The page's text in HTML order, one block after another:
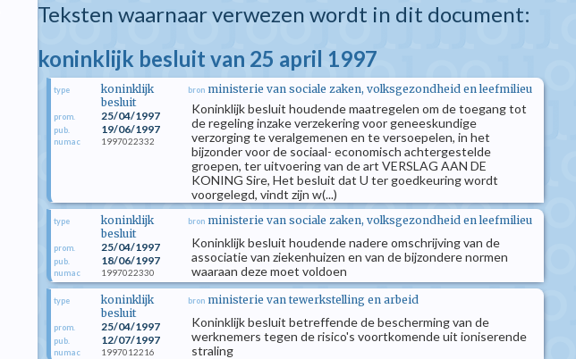
Teksten waarnaar verwezen wordt in dit document:
koninklijk besluit van 25 april 1997
type
koninklijk
besluit
prom. 25/04/1997
pub. 19/06/1997
numac 1997022332
bron ministerie van sociale zaken, volksgezondheid en leefmilieu
Koninklijk besluit houdende maatregelen om de toegang tot
de regeling inzake verzekering voor geneeskundige
verzorging te veralgemenen en te versoepelen, in het
bijzonder voor de sociaal- economisch achtergestelde
groepen, ter uitvoering van de art VERSLAG AAN DE
KONING Sire, Het besluit dat U ter goedkeuring wordt
voorgelegd, vindt zijn w(...)
type
koninklijk
besluit
prom. 25/04/1997
pub. 18/06/1997
numac 1997022330
bron ministerie van sociale zaken, volksgezondheid en leefmilieu
Koninklijk besluit houdende nadere omschrijving van de
associatie van ziekenhuizen en van de bijzondere normen
waaraan deze moet voldoen
type
koninklijk
besluit
prom. 25/04/1997
pub. 12/07/1997
numac 1997012216
bron ministerie van tewerkstelling en arbeid
Koninklijk besluit betreffende de bescherming van de
werknemers tegen de risico's voortkomende uit ioniserende
straling